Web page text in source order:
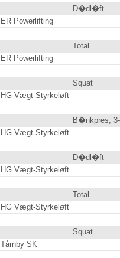
D�dl�ft
ER Powerlifting
Total
ER Powerlifting
Squat
HG Vægt-Styrkeløft
B�nkpres,
HG Vægt-Styrkeløft
D�dl�ft
HG Vægt-Styrkeløft
Total
HG Vægt-Styrkeløft
Squat
Tårnby SK